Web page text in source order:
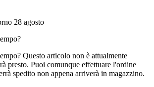
28 agosto
Questo articolo non è attualmente
presto. Puoi comunque effettuare l'ordine
spedito non appena arriverà in magazzino.